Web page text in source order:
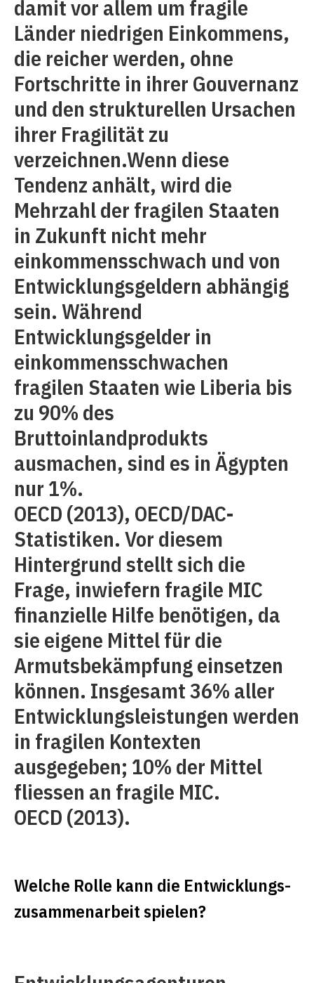
damit vor allem um fragile
Länder niedrigen Einkommens,
die reicher werden, ohne
Fortschritte in ihrer Gouvernanz
und den strukturellen Ursachen
ihrer Fragilität zu
verzeichnen.Wenn diese
Tendenz anhält, wird die
Mehrzahl der fragilen Staaten
in Zukunft nicht mehr
einkommensschwach und von
Entwicklungsgeldern abhängig
sein. Während
Entwicklungsgelder in
einkommensschwachen
fragilen Staaten wie Liberia bis
zu 90% des
Bruttoinlandprodukts
ausmachen, sind es in Ägypten
nur 1%.
OECD (2013), OECD/DAC-
Statistiken. Vor diesem
Hintergrund stellt sich die
Frage, inwiefern fragile MIC
finanzielle Hilfe benötigen, da
sie eigene Mittel für die
Armutsbekämpfung einsetzen
können. Insgesamt 36% aller
Entwicklungsleistungen werden
in fragilen Kontexten
ausgegeben; 10% der Mittel
fliessen an fragile MIC.
OECD (2013).
Welche Rolle kann die Entwicklungs­
zusammenarbeit spielen?